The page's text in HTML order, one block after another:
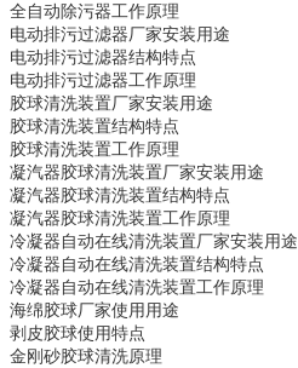
全自动除污器工作原理
电动排污过滤器厂家安装用途
电动排污过滤器结构特点
电动排污过滤器工作原理
胶球清洗装置厂家安装用途
胶球清洗装置结构特点
胶球清洗装置工作原理
凝汽器胶球清洗装置厂家安装用途
凝汽器胶球清洗装置结构特点
凝汽器胶球清洗装置工作原理
冷凝器自动在线清洗装置厂家安装用途
冷凝器自动在线清洗装置结构特点
冷凝器自动在线清洗装置工作原理
海绵胶球厂家使用用途
剥皮胶球使用特点
金刚砂胶球清洗原理